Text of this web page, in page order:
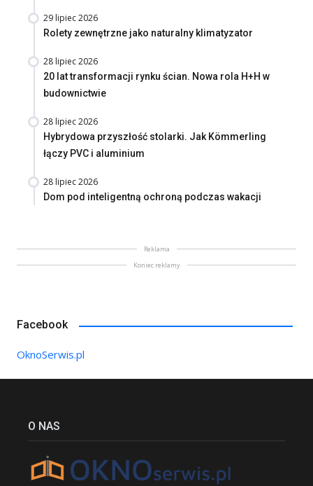
29 lipiec 2026
Rolety zewnętrzne jako naturalny klimatyzator
28 lipiec 2026
20 lat transformacji rynku ścian. Nowa rola H+H w
budownictwie
28 lipiec 2026
Hybrydowa przyszłość stolarki. Jak Kömmerling
łączy PVC i aluminium
28 lipiec 2026
Dom pod inteligentną ochroną podczas wakacji
Reklama
Koniec reklamy
Facebook
OknoSerwis.pl
O NAS